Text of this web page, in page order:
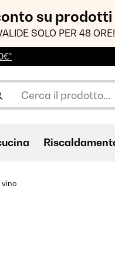
su
SOLO PER 48 ORE!
vino